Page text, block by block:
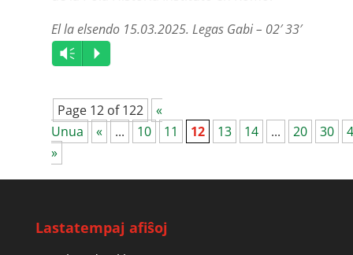
El la elsendo 15.03.2025. Legas Gabi – 02′ 33′
Audio
Player
Vm P
Page 12 of 122
«
Unua
« ... 10 11 12 13 14 ... 20 30
»
Lastatempaj afiŝoj